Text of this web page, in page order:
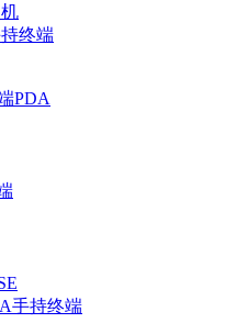
终端
PDA
手持终端